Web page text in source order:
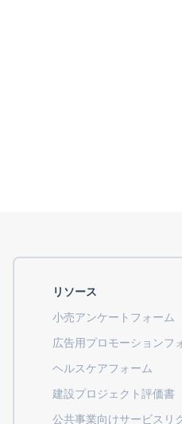
リソース
小売アンケートフォーム
広告用プロモーションフ
ヘルスケアフォーム
建設プロジェクト評価書
公共事業向けサービスリ